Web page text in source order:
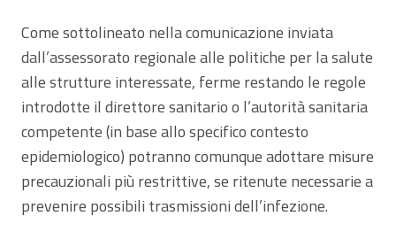
Come sottolineato nella comunicazione inviata
dall’assessorato regionale alle politiche per la salute
alle strutture interessate, ferme restando le regole
introdotte il direttore sanitario o l’autorità sanitaria
competente (in base allo specifico contesto
epidemiologico) potranno comunque adottare misure
precauzionali più restrittive, se ritenute necessarie a
prevenire possibili trasmissioni dell’infezione.